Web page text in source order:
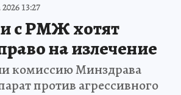
13:27
с РМЖ хотят
на излечение
комиссию Минздрава
против агрессивного